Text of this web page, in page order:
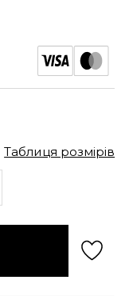
Таблиця розмірів